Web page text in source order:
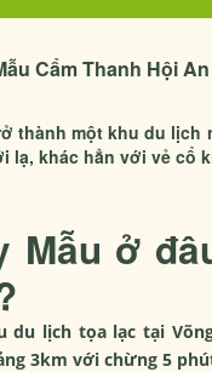
Cẩm Thanh Hội An
thành một khu du
lạ, khác hẳn với vẻ cổ
Mẫu ở
du lịch tọa lạc tại
3km với chừng 5